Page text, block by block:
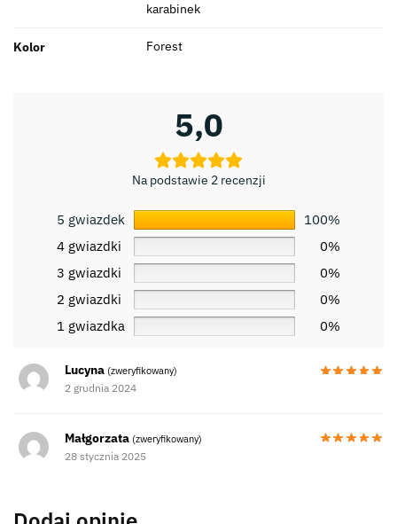
karabinek
Kolor Forest
5,0
Na podstawie 2 recenzji
5 gwiazdek
100%
4 gwiazdki
0%
3 gwiazdki
0%
2 gwiazdki
0%
1 gwiazdka
0%
Lucyna (zweryfikowany)
2 grudnia 2024
Małgorzata (zweryfikowany)
28 stycznia 2025